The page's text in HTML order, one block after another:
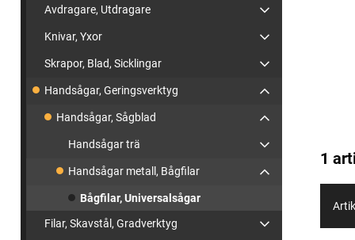
Avdragare, Utdragare
Knivar, Yxor
Skrapor, Blad, Sicklingar
Handsågar, Geringsverktyg
Handsågar, Sågblad
Handsågar trä
Handsågar metall, Bågfilar
Bågfilar, Universalsågar
Filar, Skavstål, Gradverktyg
1